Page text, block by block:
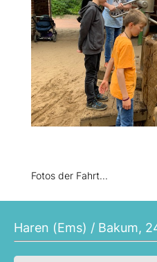
Fotos der Fahrt...
Haren (Ems) / Bakum,